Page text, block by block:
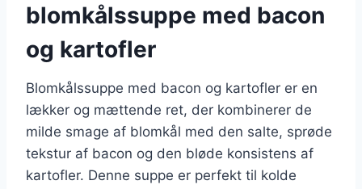
blomkålssuppe med bacon
og kartofler
Blomkålssuppe med bacon og kartofler er en
lækker og mættende ret, der kombinerer de
milde smage af blomkål med den salte, sprøde
tekstur af bacon og den bløde konsistens af
kartofler. Denne suppe er perfekt til kolde